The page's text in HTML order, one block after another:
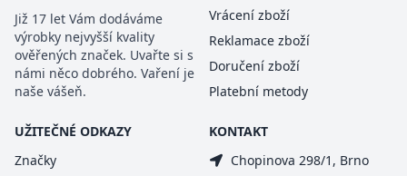
Již 17 let Vám dodáváme
výrobky nejvyšší kvality
ověřených značek. Uvařte si s
námi něco dobrého. Vaření je
naše vášeň.
Vrácení zboží
Reklamace zboží
Doručení zboží
Platební metody
UŽITEČNÉ ODKAZY
Značky
KONTAKT
Chopinova 298/1, Brno